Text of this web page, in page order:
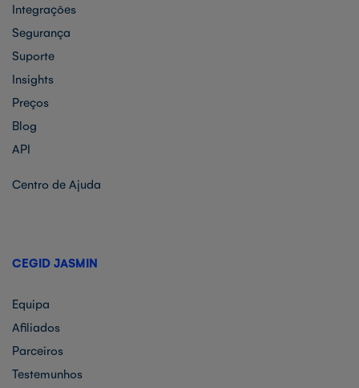
Integrações
Segurança
Suporte
Insights
Preços
Blog
API
Centro de Ajuda
CEGID JASMIN
Equipa
Afiliados
Parceiros
Testemunhos